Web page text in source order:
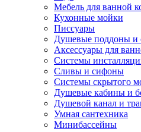
Мебель для ванной
Кухонные мойки
Писсуары
Душевые поддоны и
Аксессуары для
Системы
Сливы и сифоны
Системы скрытого
Душевые кабины и
Душевой канал и
Умная сантехника
Минибассейны